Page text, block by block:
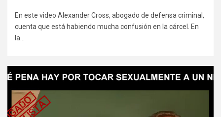
En este video Alexander Cross, abogado de defensa criminal,
cuenta que está habiendo mucha confusión en la cárcel. En
la...